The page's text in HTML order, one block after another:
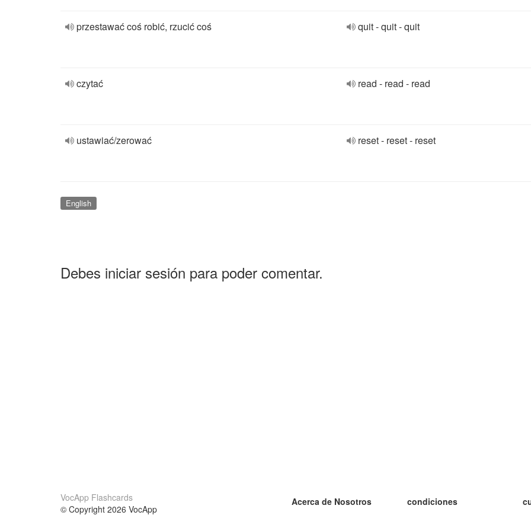
przestawać coś robić, rzucić coś quit - quit - quit
czytać read - read - read
ustawiać/zerować reset - reset - reset
English
Debes iniciar sesión para poder comentar.
VocApp Flashcards
© Copyright 2026 VocApp
Acerca de Nosotros
condiciones